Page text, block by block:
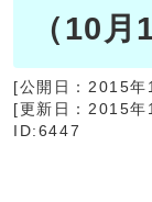
（10月
[公開日： 2015年
[更新日： 2015年
ID:6447